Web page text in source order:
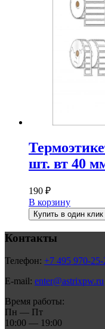
шт. вт 40
190 ₽
В корзину
Купить в один клик
Контакты
Телефон: +7 495 970-25-
E-mail: enter@astrixpw.ru
Время работы:
Пн — Пт
10:00 — 19:00